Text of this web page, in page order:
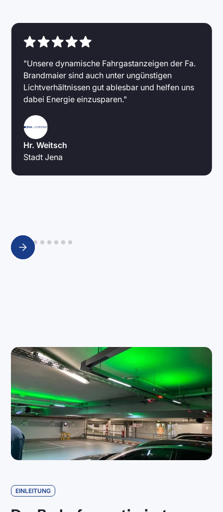
"Unsere dynamische Fahrgastanzeigen der Fa.
Brandmaier sind auch unter ungünstigen
Lichtverhältnissen gut ablesbar und helfen uns
dabei Energie einzusparen."
Hr. Weitsch
Stadt Jena
Slide 2 of 9.
EINLEITUNG